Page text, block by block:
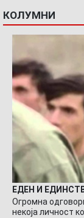
КОЛУМНИ
ЕДЕН И
Огромна
некоја личност